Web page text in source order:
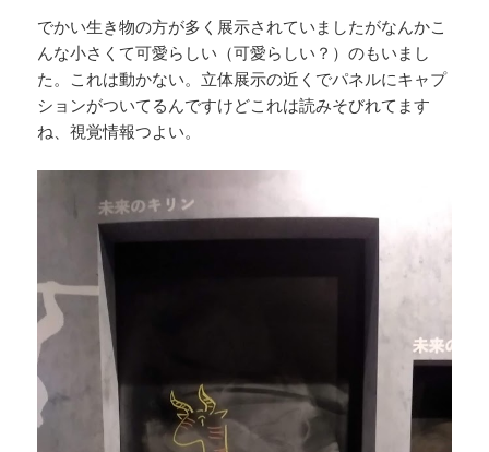
でかい生き物の方が多く展示されていましたがなんかこ
んな小さくて可愛らしい（可愛らしい？）のもいまし
た。これは動かない。立体展示の近くでパネルにキャプ
ションがついてるんですけどこれは読みそびれてます
ね、視覚情報つよい。